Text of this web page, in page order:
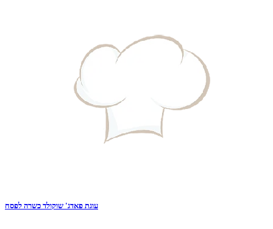
עוגת פאדג' שוקולד כשרה לפסח